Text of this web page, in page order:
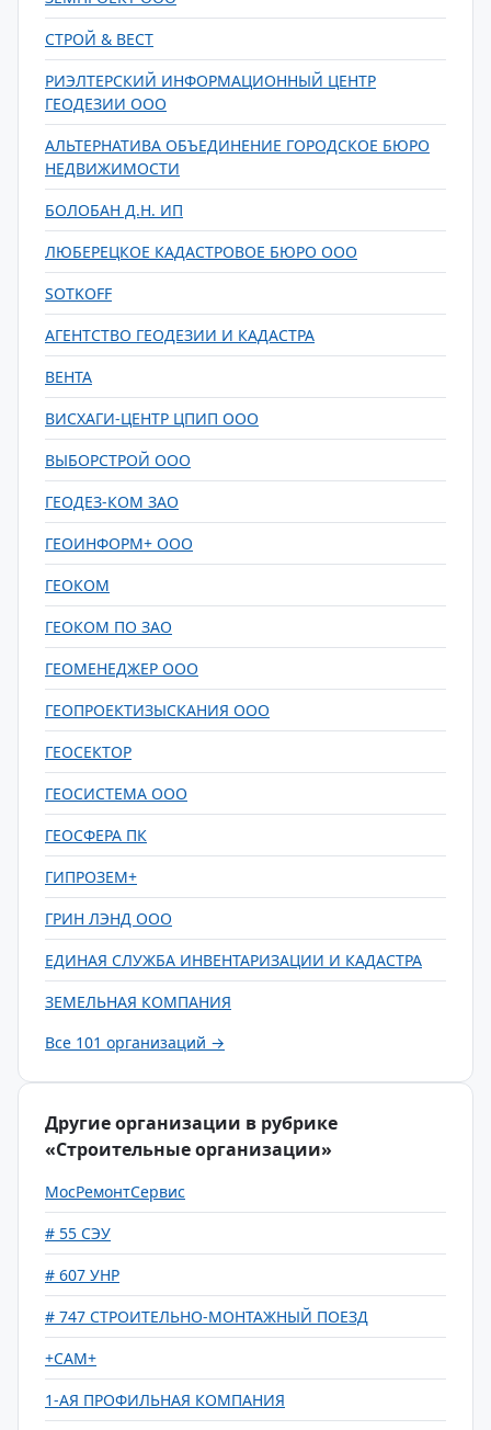
СТРОЙ & ВЕСТ
РИЭЛТЕРСКИЙ ИНФОРМАЦИОННЫЙ ЦЕНТР
ГЕОДЕЗИИ ООО
АЛЬТЕРНАТИВА ОБЪЕДИНЕНИЕ ГОРОДСКОЕ БЮРО
НЕДВИЖИМОСТИ
БОЛОБАН Д.Н. ИП
ЛЮБЕРЕЦКОЕ КАДАСТРОВОЕ БЮРО ООО
SOTKOFF
АГЕНТСТВО ГЕОДЕЗИИ И КАДАСТРА
ВЕНТА
ВИСХАГИ-ЦЕНТР ЦПИП ООО
ВЫБОРСТРОЙ ООО
ГЕОДЕЗ-КОМ ЗАО
ГЕОИНФОРМ+ ООО
ГЕОКОМ
ГЕОКОМ ПО ЗАО
ГЕОМЕНЕДЖЕР ООО
ГЕОПРОЕКТИЗЫСКАНИЯ ООО
ГЕОСЕКТОР
ГЕОСИСТЕМА ООО
ГЕОСФЕРА ПК
ГИПРОЗЕМ+
ГРИН ЛЭНД ООО
ЕДИНАЯ СЛУЖБА ИНВЕНТАРИЗАЦИИ И КАДАСТРА
ЗЕМЕЛЬНАЯ КОМПАНИЯ
Все 101 организаций →
Другие организации в рубрике
«Строительные организации»
МосРемонтСервис
# 55 СЭУ
# 607 УНР
# 747 СТРОИТЕЛЬНО-МОНТАЖНЫЙ ПОЕЗД
+САМ+
1-АЯ ПРОФИЛЬНАЯ КОМПАНИЯ